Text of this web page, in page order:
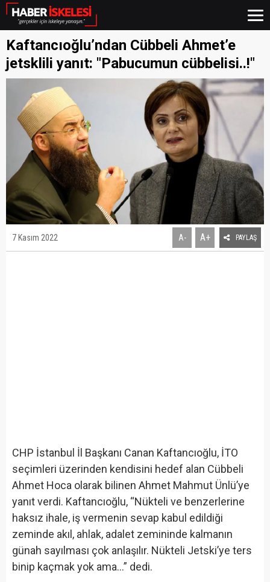
Kaftancıoğlu’ndan Cübbeli Ahmet’e
jetsklili yanıt: "Pabucumun cübbelisi..!"
7 Kasım 2022 A- A+ PAYLAŞ
CHP İstanbul İl Başkanı Canan Kaftancıoğlu, İTO
seçimleri üzerinden kendisini hedef alan Cübbeli
Ahmet Hoca olarak bilinen Ahmet Mahmut Ünlü’ye
yanıt verdi. Kaftancıoğlu, “Nükteli ve benzerlerine
haksız ihale, iş vermenin sevap kabul edildiği
zeminde akıl, ahlak, adalet zemininde kalmanın
günah sayılması çok anlaşılır. Nükteli Jetski’ye ters
binip kaçmak yok ama…” dedi.